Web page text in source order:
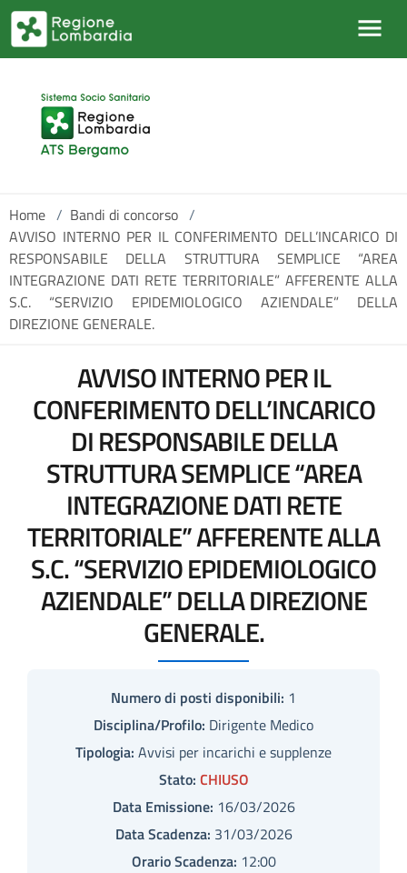
Salta al contenuto principale
Home / Bandi di concorso /
AVVISO INTERNO PER IL CONFERIMENTO DELL’INCARICO DI
RESPONSABILE DELLA STRUTTURA SEMPLICE “AREA
INTEGRAZIONE DATI RETE TERRITORIALE” AFFERENTE ALLA
S.C. “SERVIZIO EPIDEMIOLOGICO AZIENDALE” DELLA
DIREZIONE GENERALE.
AVVISO INTERNO PER IL
CONFERIMENTO DELL’INCARICO
DI RESPONSABILE DELLA
STRUTTURA SEMPLICE “AREA
INTEGRAZIONE DATI RETE
TERRITORIALE” AFFERENTE ALLA
S.C. “SERVIZIO EPIDEMIOLOGICO
AZIENDALE” DELLA DIREZIONE
GENERALE.
Numero di posti disponibili: 1
Disciplina/Profilo: Dirigente Medico
Tipologia: Avvisi per incarichi e supplenze
Stato: CHIUSO
Data Emissione: 16/03/2026
Data Scadenza: 31/03/2026
Orario Scadenza: 12:00